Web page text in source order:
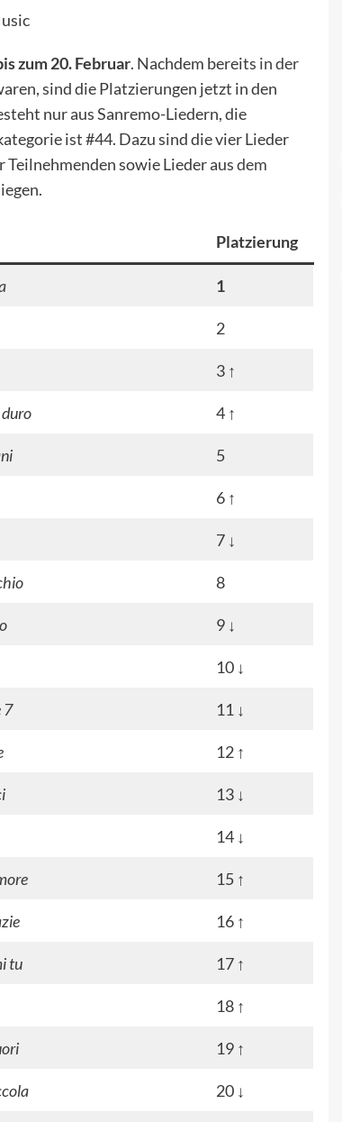
zum 20. Februar. Nachdem bereits in der
sind die Platzierungen jetzt in den
nur aus Sanremo-Liedern, die
ist #44. Dazu sind die vier Lieder
sowie Lieder ausdem
Platzierung
1
2
3 ↑
duro 4 ↑
5
6 ↑
7 ↓
8
9 ↓
10 ↓
7 11 ↓
12 ↑
13 ↓
14 ↓
15 ↑
16 ↑
tu 17 ↑
18 ↑
19 ↑
20 ↓